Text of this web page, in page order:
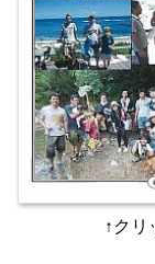
↑クリ